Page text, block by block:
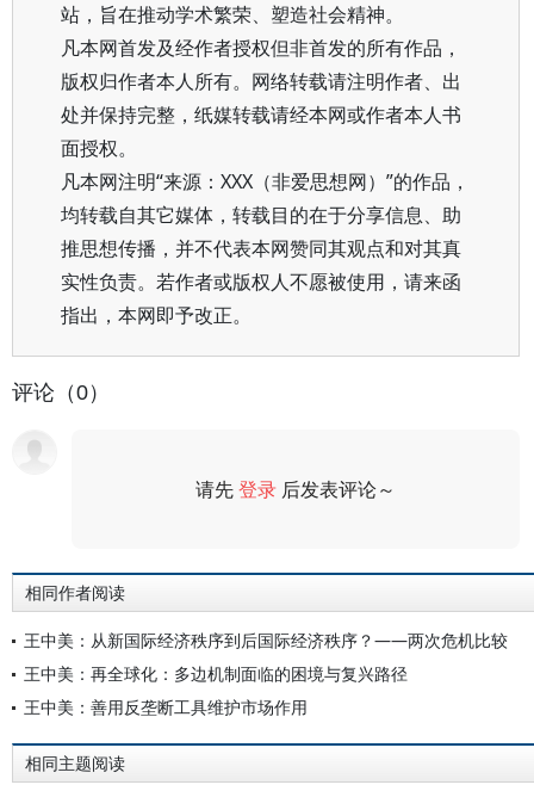
站，旨在推动学术繁荣、塑造社会精神。
凡本网首发及经作者授权但非首发的所有作品，
版权归作者本人所有。网络转载请注明作者、出
处并保持完整，纸媒转载请经本网或作者本人书
面授权。
凡本网注明“来源：XXX（非爱思想网）”的作品，
均转载自其它媒体，转载目的在于分享信息、助
推思想传播，并不代表本网赞同其观点和对其真
实性负责。若作者或版权人不愿被使用，请来函
指出，本网即予改正。
评论（0）
请先登录 后发表评论～
相同作者阅读
王中美：从新国际经济秩序到后国际经济秩序？——两次危机比较
王中美：再全球化：多边机制面临的困境与复兴路径
王中美：善用反垄断工具维护市场作用
相同主题阅读